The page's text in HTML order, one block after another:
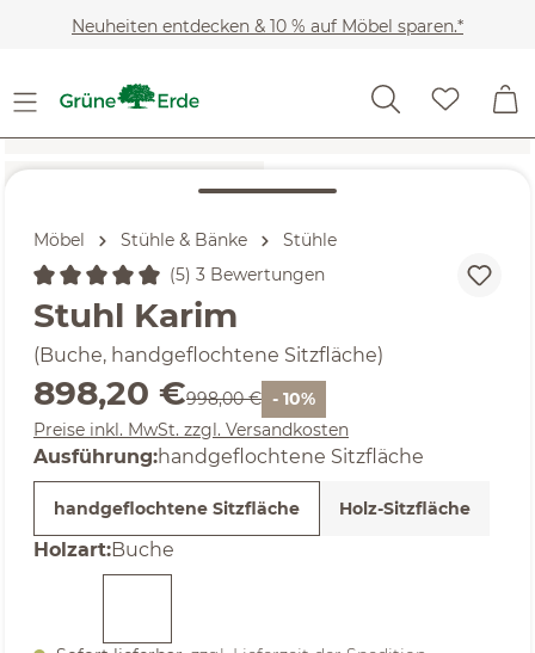
Zum Hauptinhalt springen
Neuheiten entdecken & 10 % auf Möbel sparen.*
Möbel Stühle & Bänke Stühle
Durchschnittliche Bewertung von 5 von 5 Sternen
(5) 3 Bewertungen
Stuhl Karim
(Buche, handgeflochtene Sitzfläche)
Verkaufspreis:
898,20 €Regulärer Preis:
998,00 € - 10%
Preise inkl. MwSt. zzgl. Versandkosten
Ausführungauswählen
:handgeflochtene Sitzfläche
handgeflochtene Sitzfläche Holz-Sitzfläche
Holzartauswählen
:Buche